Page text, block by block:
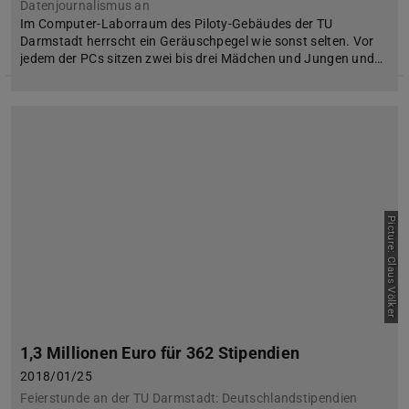
Datenjournalismus an
Im Computer-Laborraum des Piloty-Gebäudes der TU
Darmstadt herrscht ein Geräuschpegel wie sonst selten. Vor
jedem der PCs sitzen zwei bis drei Mädchen und Jungen und…
Picture: Claus Völker
1,3 Millionen Euro für 362 Stipendien
2018/01/25
Feierstunde an der TU Darmstadt: Deutschlandstipendien